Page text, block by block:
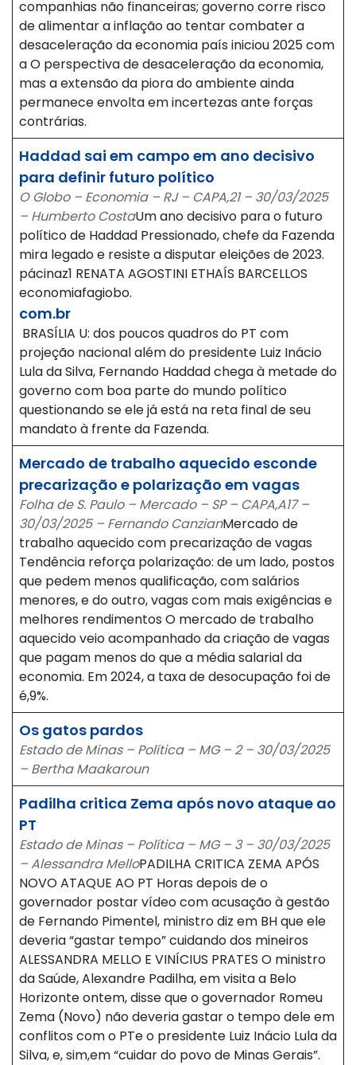
companhias não financeiras; governo corre risco
de alimentar a inflação ao tentar combater a
desaceleração da economia país iniciou 2025 com
a O perspectiva de desaceleração da economia,
mas a extensão da piora do ambiente ainda
permanece envolta em incertezas ante forças
contrárias.
Haddad sai em campo em ano decisivo
para definir futuro político
O Globo – Economia – RJ – CAPA,21 – 30/03/2025
– Humberto CostaUm ano decisivo para o futuro
político de Haddad Pressionado, chefe da Fazenda
mira legado e resiste a disputar eleições de 2023.
pácinaz1 RENATA AGOSTINI ETHAÍS BARCELLOS
economiafagiobo.
com.br
BRASÍLIA U: dos poucos quadros do PT com
projeção nacional além do presidente Luiz Inácio
Lula da Silva, Fernando Haddad chega à metade do
governo com boa parte do mundo político
questionando se ele já está na reta final de seu
mandato à frente da Fazenda.
Mercado de trabalho aquecido esconde
precarização e polarização em vagas
Folha de S. Paulo – Mercado – SP – CAPA,A17 –
30/03/2025 – Fernando CanzianMercado de
trabalho aquecido com precarização de vagas
Tendência reforça polarização: de um lado, postos
que pedem menos qualificação, com salários
menores, e do outro, vagas com mais exigências e
melhores rendimentos O mercado de trabalho
aquecido veio acompanhado da criação de vagas
que pagam menos do que a média salarial da
economia. Em 2024, a taxa de desocupação foi de
é,9%.
Os gatos pardos
Estado de Minas – Política – MG – 2 – 30/03/2025
– Bertha Maakaroun
Padilha critica Zema após novo ataque ao
PT
Estado de Minas – Política – MG – 3 – 30/03/2025
– Alessandra MelloPADILHA CRITICA ZEMA APÓS
NOVO ATAQUE AO PT Horas depois de o
governador postar vídeo com acusação à gestão
de Fernando Pimentel, ministro diz em BH que ele
deveria “gastar tempo” cuidando dos mineiros
ALESSANDRA MELLO E VINÍCIUS PRATES O ministro
da Saúde, Alexandre Padilha, em visita a Belo
Horizonte ontem, disse que o governador Romeu
Zema (Novo) não deveria gastar o tempo dele em
conflitos com o PTe o presidente Luiz Inácio Lula da
Silva, e, sim,em “cuidar do povo de Minas Gerais”.